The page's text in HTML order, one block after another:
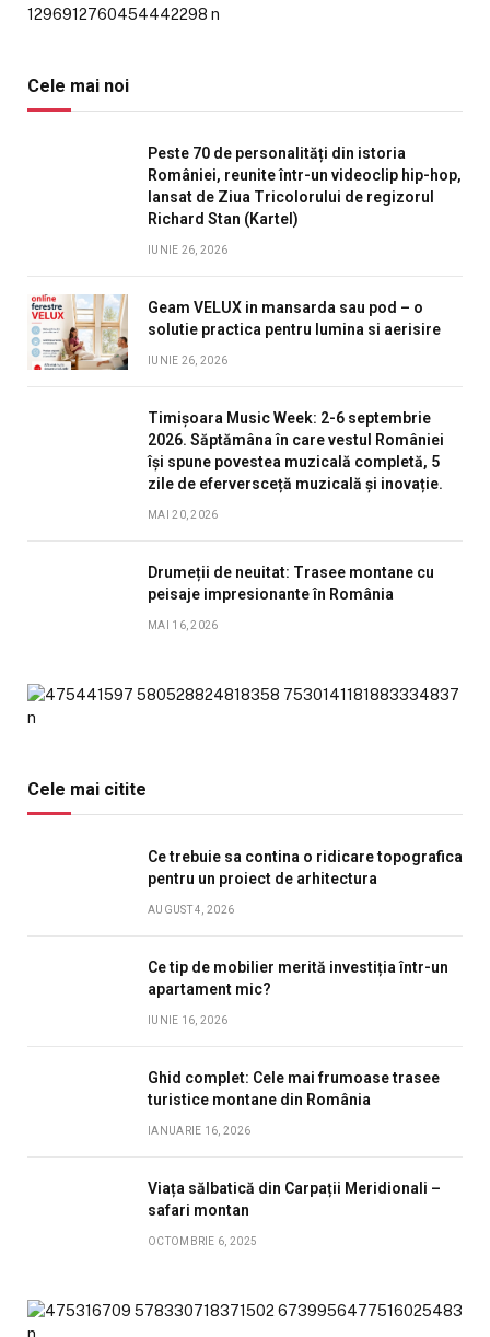
Cele mai noi
Peste 70 de personalități din istoria
României, reunite într-un videoclip hip-hop,
lansat de Ziua Tricolorului de regizorul
Richard Stan (Kartel)
IUNIE 26, 2026
Geam VELUX in mansarda sau pod – o
solutie practica pentru lumina si aerisire
IUNIE 26, 2026
Timișoara Music Week: 2-6 septembrie
2026. Săptămâna în care vestul României
își spune povestea muzicală completă, 5
zile de eferversceță muzicală și inovație.
MAI 20, 2026
Drumeții de neuitat: Trasee montane cu
peisaje impresionante în România
MAI 16, 2026
Cele mai citite
Ce trebuie sa contina o ridicare topografica
pentru un proiect de arhitectura
AUGUST 4, 2026
Ce tip de mobilier merită investiția într-un
apartament mic?
IUNIE 16, 2026
Ghid complet: Cele mai frumoase trasee
turistice montane din România
IANUARIE 16, 2026
Viața sălbatică din Carpații Meridionali –
safari montan
OCTOMBRIE 6, 2025